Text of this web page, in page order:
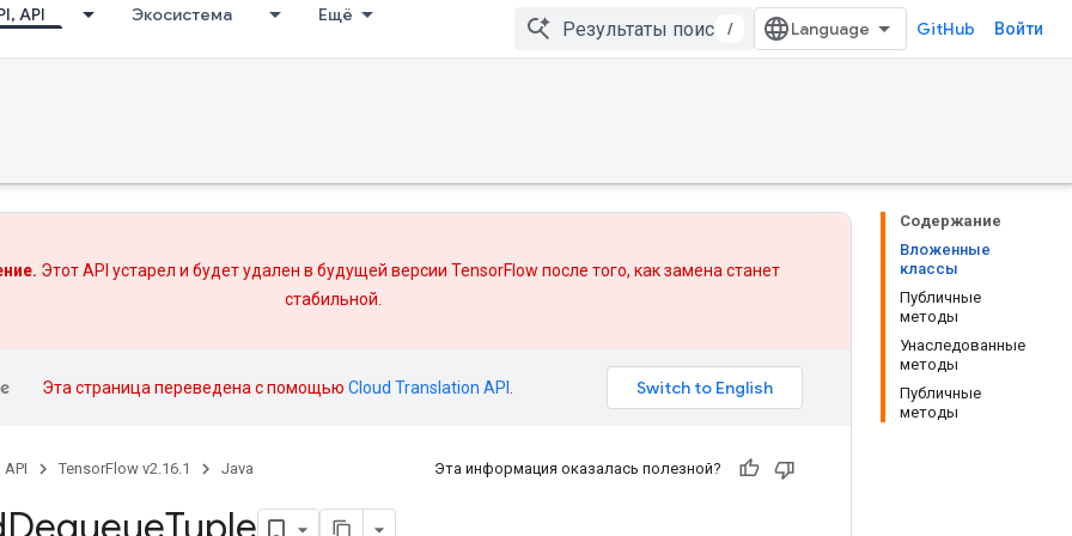
API Экосистема Ещё
/ GitHub Войти
Содержание
Вложенные
классы
Публичные
методы
Унаследованные
методы
Публичные
методы
Этот API устарел и будет удален в будущей версии TensorFlow после того, какзамена станет
стабильной.
Эта страница переведена с помощью Cloud Translation API
API TensorFlow v2.16.1 Java Эта информация оказалась полезной?
DequeueTuple